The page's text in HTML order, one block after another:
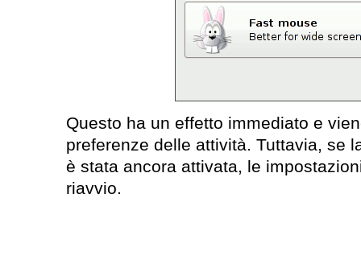
Questo ha un effetto immediato e
preferenze delle attività. Tuttavia, se
è stata ancora attivata, le
riavvio.